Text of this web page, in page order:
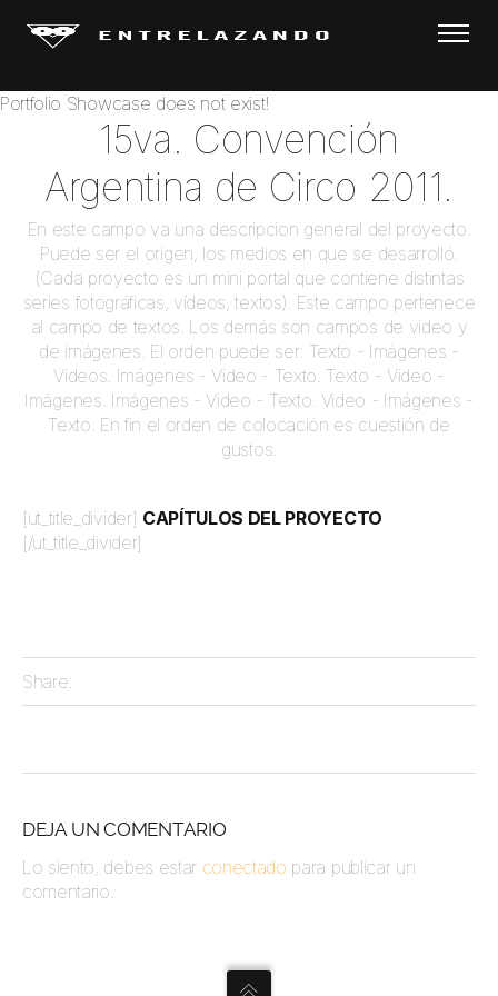
Portfolio Showcase does not exist!
15va. Convención
Argentina de Circo 2011.
En este campo va una descripcion general del proyecto.
Puede ser el origen, los medios en que se desarrolló.
(Cada proyecto es un mini portal que contiene distintas
series fotográficas, vídeos, textos). Este campo pertenece
al campo de textos. Los demás son campos de video y
de imágenes. El orden puede ser: Texto - Imágenes -
Videos. Imágenes - Video - Texto. Texto - Video -
Imágenes. Imágenes - Video - Texto. Video - Imágenes -
Texto. En fin el orden de colocación es cuestión de
gustos.
[ut_title_divider] CAPÍTULOS DEL PROYECTO
[/ut_title_divider]
Share:
DEJA UN COMENTARIO
Lo siento, debes estar conectado para publicar un
comentario.